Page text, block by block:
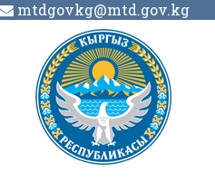
mtdgovkg@mtd.gov.kg